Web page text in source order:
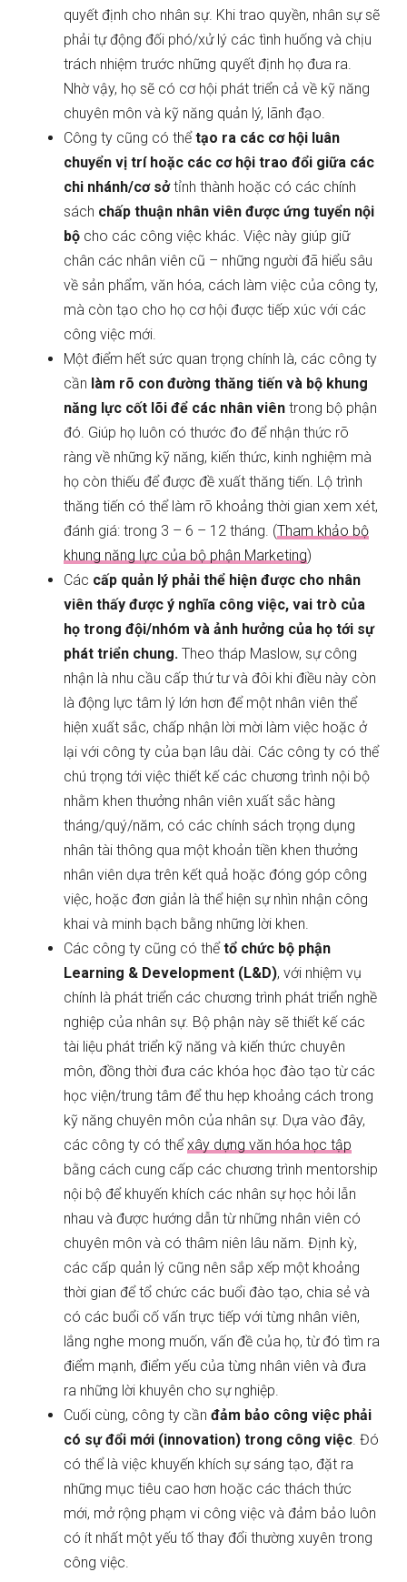
quyết định cho nhân sự. Khi trao quyền, nhân sự sẽ
phải tự động đối phó/xử lý các tình huống và chịu
trách nhiệm trước những quyết định họ đưa ra.
Nhờ vậy, họ sẽ có cơ hội phát triển cả về kỹ năng
chuyên môn và kỹ năng quản lý, lãnh đạo.
Công ty cũng có thểtạo ra các cơ hội luân
chuyển vị trí hoặc các cơ hội trao đổi giữa các
chi nhánh/cơ sởtỉnh thành hoặc có các chính
sách chấp thuận nhân viên được ứng tuyển nội
bộ cho các công việc khác. Việc này giúp giữ
chân các nhân viên cũ – những người đã hiểu sâu
về sản phẩm, văn hóa, cách làm việc của công ty,
mà còn tạo cho họ cơ hội được tiếp xúc với các
công việc mới.
Một điểm hết sức quan trọng chính là, các công ty
cần làm rõ con đường thăng tiến và bộ khung
năng lực cốt lõi để các nhân viên trong bộ phận
đó. Giúp họ luôn có thước đo để nhận thức rõ
ràng về những kỹ năng, kiến thức, kinh nghiệm mà
họ còn thiếu để được đề xuất thăng tiến. Lộ trình
thăng tiến có thể làm rõ khoảng thời gian xem xét,
đánh giá: trong 3 – 6 – 12 tháng. (Tham khảo bộ
khung năng lực của bộ phận Marketing)
Các cấp quản lý phải thể hiện được cho nhân
viên thấy được ý nghĩa công việc, vai trò của
họ trong đội/nhóm và ảnh hưởng của họ tới sự
phát triển chung. Theo tháp Maslow, sự công
nhận là nhu cầu cấp thứ tư và đôi khi điều này còn
là động lực tâm lý lớn hơn để một nhân viên thể
hiện xuất sắc, chấp nhận lời mời làm việc hoặc ở
lại với công ty của bạn lâu dài. Các công ty có thể
chú trọng tới việc thiết kế các chương trình nội bộ
nhằm khen thưởng nhân viên xuất sắc hàng
tháng/quý/năm, có các chính sách trọng dụng
nhân tài thông qua một khoản tiền khen thưởng
nhân viên dựa trên kết quả hoặc đóng góp công
việc, hoặc đơn giản là thể hiện sự nhìn nhận công
khai và minh bạch bằng những lời khen.
Các công ty cũng có thểtổ chức bộ phận
Learning & Development (L&D), với nhiệm vụ
chính là phát triển các chương trình phát triển nghề
nghiệp của nhân sự. Bộ phận này sẽ thiết kế các
tài liệu phát triển kỹ năng và kiến thức chuyên
môn, đồng thời đưa các khóa học đào tạo từ các
học viện/trung tâm để thu hẹp khoảng cách trong
kỹ năng chuyên môn của nhân sự. Dựa vào đây,
các công ty có thểxây dựng văn hóa học tập
bằng cách cung cấp các chương trình mentorship
nội bộ để khuyến khích các nhân sự học hỏi lẫn
nhau và được hướng dẫn từ những nhân viên có
chuyên môn và có thâm niên lâu năm. Định kỳ,
các cấp quản lý cũng nên sắp xếp một khoảng
thời gian để tổ chức các buổi đào tạo, chia sẻ và
có các buổi cố vấn trực tiếp với từng nhân viên,
lắng nghe mong muốn, vấn đề của họ, từ đó tìm ra
điểm mạnh, điểm yếu của từng nhân viên và đưa
ra những lời khuyên cho sự nghiệp.
Cuối cùng, công ty cần đảm bảo công việc phải
có sự đổi mới (innovation) trong công việc. Đó
có thể là việc khuyến khích sự sáng tạo, đặt ra
những mục tiêu cao hơn hoặc các thách thức
mới, mở rộng phạm vi công việc và đảm bảo luôn
có ít nhất một yếu tố thay đổi thường xuyên trong
công việc.